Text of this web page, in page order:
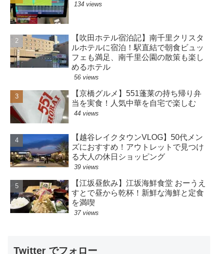
134 views
【吹田ホテル宿泊記】南千里クリスタ
ルホテルに宿泊！駅直結で朝食ビュッ
フェも満足、南千里公園の散策も楽し
めるホテル
56 views
【京橋グルメ】551蓬莱の持ち帰り弁
当を実食！人気中華を自宅で楽しむ
44 views
【越谷レイクタウンVLOG】50代メン
ズにおすすめ！アウトレットで見つけ
る大人の休日ショッピング
39 views
【江坂昼飲み】江坂海鮮食堂 おーうえ
すとで昼から乾杯！新鮮な海鮮と定食
を満喫
37 views
Twitter でフォロー